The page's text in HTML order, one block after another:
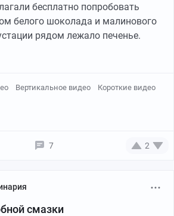
бесплатно попробовать
белого шоколада и малинового
рядом лежало печенье.
Вертикальное видео Короткие видео
7 2
смазки